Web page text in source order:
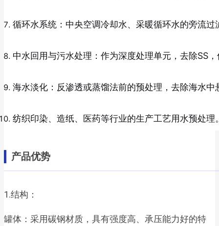
循环水系统：中央空调冷却水、采暖循环水的旁流过
中水回用与污水处理：作为深度处理单元，去除SS
海水淡化：反渗透或蒸馏法前的预处理，去除海水中
纺织印染、造纸、医药等行业的生产工艺用水预处理
产品优势
1.结构：
罐体：采用碳钢材质，具有强度高、承压能力好的特